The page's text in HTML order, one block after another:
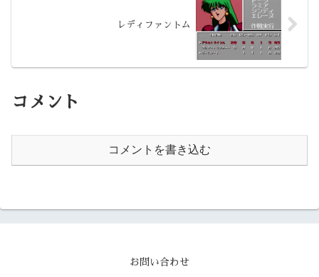
レディファントム
コメント
コメントを書き込む
お問い合わせ